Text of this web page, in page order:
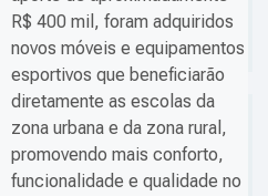
R$ 400 mil, foram adquiridos
novos móveis e equipamentos
esportivos que beneficiarão
diretamente as escolas da
zona urbana e da zona rural,
promovendo mais conforto,
funcionalidade e qualidade no